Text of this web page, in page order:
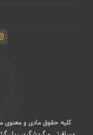
کلیه حقوق مادی و